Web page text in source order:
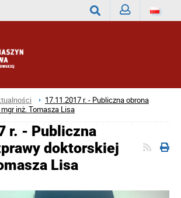
17.11.2017 r. - Publiczna obrona
inż. Tomasza Lisa
r. - Publiczna
doktorskiej
Lisa